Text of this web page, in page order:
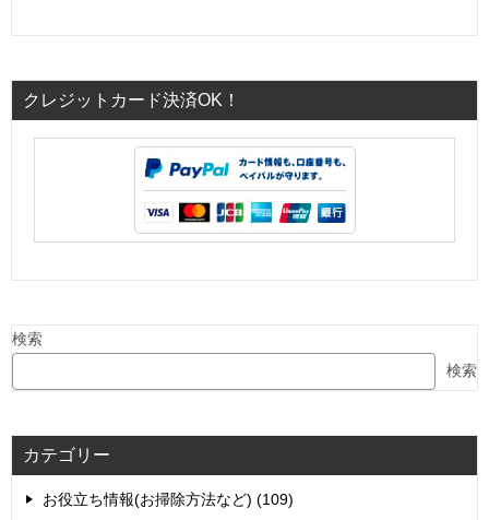
クレジットカード決済OK！
検索
検索
カテゴリー
お役立ち情報(お掃除方法など) (109)